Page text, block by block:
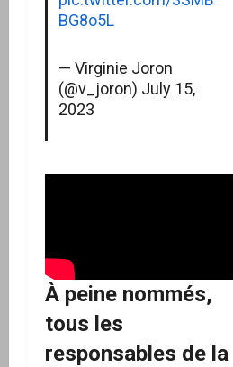
BG8o5L
— Virginie Joron
(@v_joron) July 15,
2023
À peine nommés,
tous les
responsables de la